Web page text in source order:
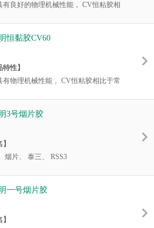
有良好的物理机械性能， CV恒粘胶相
，可以缩短塑炼时间，甚至完全免去塑
量，产生较为直观的经济效益。
精密橡胶制品（包括轮胎和汽车配
恒黏胶CV60
特性】
有物理机械性能， CV恒粘胶相比于常
以缩短塑炼时间，甚至完全免去塑炼，
产生较为直观的经济效益。
精密橡胶制品（包括轮胎和汽车配
3号烟片胶
烟片、 泰三、 RSS3
烟片胶是用新鲜胶乳为原料,经凝固、干
烟片胶采用外观分级法，标准（GB
一号烟片胶